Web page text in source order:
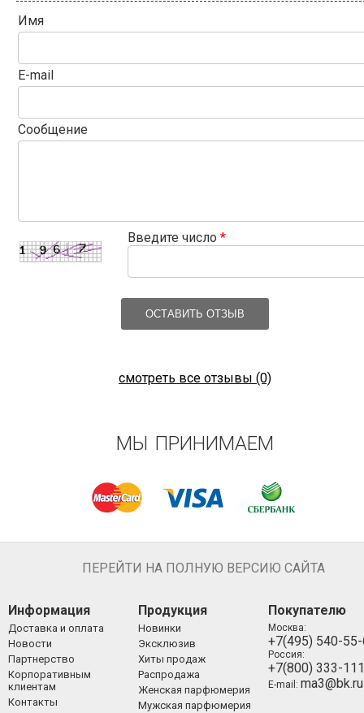
Имя
E-mail
Сообщение
Введите число *
ОСТАВИТЬ ОТЗЫВ
смотреть все отзывы (0)
МЫ ПРИНИМАЕМ
ПЕРЕЙТИ НА ПОЛНУЮ ВЕРСИЮ САЙТА
Информация
Доставка и оплата
Новости
Партнерство
Корпоративным
клиентам
Контакты
Продукция
Новинки
Эксклюзив
Хиты продаж
Распродажа
Женская парфюмерия
Мужская парфюмерия
Покупателю
Москва:
+7(495) 540-
Россия:
+7(800) 333-
E-mail: ma3@bk.ru